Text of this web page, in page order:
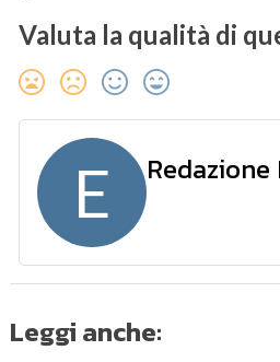
Valuta la qualità di
E Redazione
Leggi anche: